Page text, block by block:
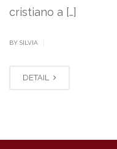
cristiano a […]
BY SILVIA
DETAIL